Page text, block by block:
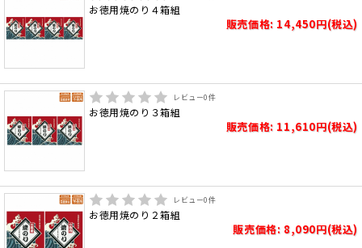
お徳用焼のり４箱組
販売価格: 14,450円(税込)
レビュー0件
お徳用焼のり３箱組
販売価格: 11,610円(税込)
レビュー0件
お徳用焼のり２箱組
販売価格: 8,090円(税込)